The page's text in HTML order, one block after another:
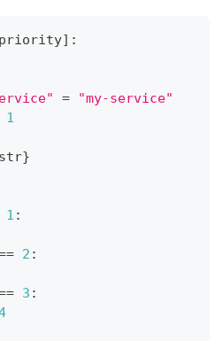
priority] :
=
"my-service"
1
str}
1 :
2 :
3 :